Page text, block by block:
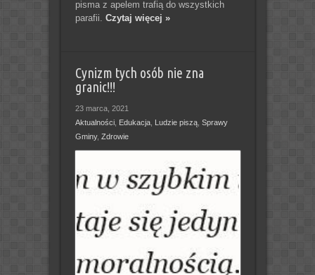
pisma z apelem trafią do wszystkich
parafii. Czytaj więcej »
Cynizm tych osób nie zna
granic!!!
23 marca, 2021
Aktualności, Edukacja, Ludzie piszą, Sprawy
Gminy, Zdrowie